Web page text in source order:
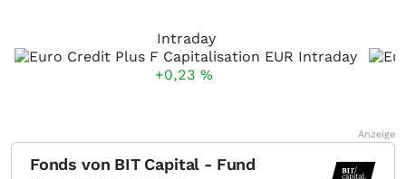
Intraday
+0,23 %
Anzeige
Fonds von BIT Capital - Fund